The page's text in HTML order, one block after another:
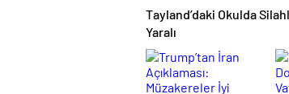
Tayland’daki Okulda
Yaralı